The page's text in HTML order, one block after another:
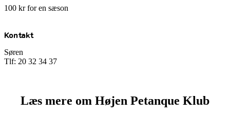
100 kr for en sæson
Kontakt
Søren
Tlf: 20 32 34 37
Læs mere om Højen Petanque Klub